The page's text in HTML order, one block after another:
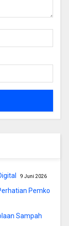
9 Juni 2026
Pemko
Sampah